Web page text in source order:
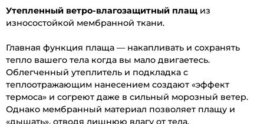
Утепленный ветро-влагозащитный плащ из
износостойкой мембранной ткани.
Главная функция плаща — накапливать и сохранять
тепло вашего тела когда вы мало двигаетесь.
Облегченный утеплитель и подкладка с
теплоотражающим нанесением создают «‎эффект
термоса»‎ и согреют даже в сильный морозный ветер.
Однако мембранный материал позволяет плащу и
«‎дышать», отводя лишнюю влагу от тела.